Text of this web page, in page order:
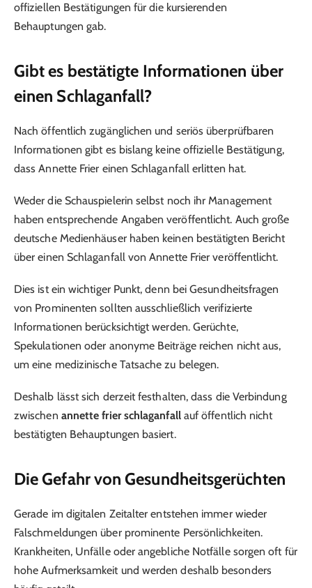
offiziellen Bestätigungen für die kursierenden
Behauptungen gab.
Gibt es bestätigte Informationen über
einen Schlaganfall?
Nach öffentlich zugänglichen und seriös überprüfbaren
Informationen gibt es bislang keine offizielle Bestätigung,
dass Annette Frier einen Schlaganfall erlitten hat.
Weder die Schauspielerin selbst noch ihr Management
haben entsprechende Angaben veröffentlicht. Auch große
deutsche Medienhäuser haben keinen bestätigten Bericht
über einen Schlaganfall von Annette Frier veröffentlicht.
Dies ist ein wichtiger Punkt, denn bei Gesundheitsfragen
von Prominenten sollten ausschließlich verifizierte
Informationen berücksichtigt werden. Gerüchte,
Spekulationen oder anonyme Beiträge reichen nicht aus,
um eine medizinische Tatsache zu belegen.
Deshalb lässt sich derzeit festhalten, dass die Verbindung
zwischen annette frier schlaganfallauf öffentlich nicht
bestätigten Behauptungen basiert.
Die Gefahr von Gesundheitsgerüchten
Gerade im digitalen Zeitalter entstehen immer wieder
Falschmeldungen über prominente Persönlichkeiten.
Krankheiten, Unfälle oder angebliche Notfälle sorgen oft für
hohe Aufmerksamkeit und werden deshalb besonders